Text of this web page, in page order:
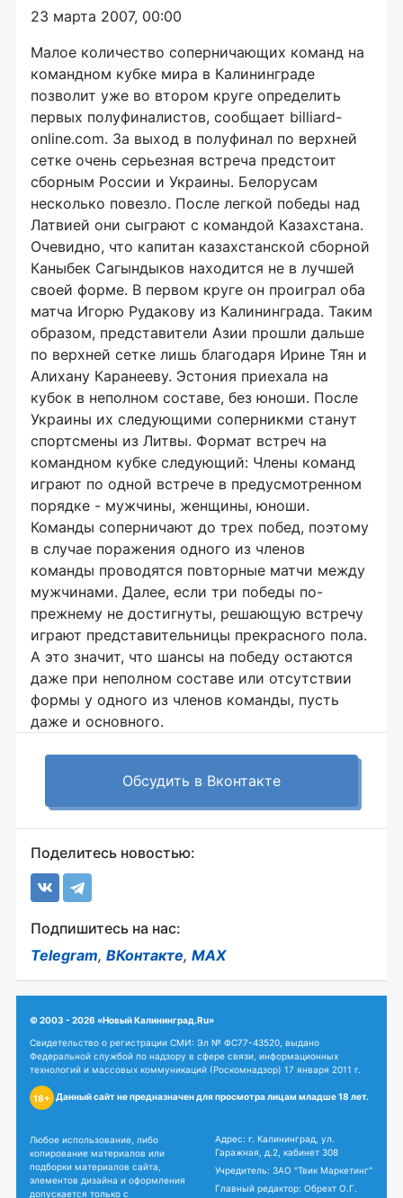
23 марта 2007, 00:00
Малое количество соперничающих команд на
командном кубке мира в Калининграде
позволит уже во втором круге определить
первых полуфиналистов, сообщает billiard-
online.com. За выход в полуфинал по верхней
сетке очень серьезная встреча предстоит
сборным России и Украины. Белорусам
несколько повезло. После легкой победы над
Латвией они сыграют с командой Казахстана.
Очевидно, что капитан казахстанской сборной
Каныбек Сагындыков находится не в лучшей
своей форме. В первом круге он проиграл оба
матча Игорю Рудакову из Калининграда. Таким
образом, представители Азии прошли дальше
по верхней сетке лишь благодаря Ирине Тян и
Алихану Каранееву. Эстония приехала на
кубок в неполном составе, без юноши. После
Украины их следующими соперникми станут
спортсмены из Литвы. Формат встреч на
командном кубке следующий: Члены команд
играют по одной встрече в предусмотренном
порядке - мужчины, женщины, юноши.
Команды соперничают до трех побед, поэтому
в случае поражения одного из членов
команды проводятся повторные матчи между
мужчинами. Далее, если три победы по-
прежнему не достигнуты, решающую встречу
играют представительницы прекрасного пола.
А это значит, что шансы на победу остаются
даже при неполном составе или отсутствии
формы у одного из членов команды, пусть
даже и основного.
Обсудить в Вконтакте
Поделитесь новостью:
Подпишитесь на нас:
Telegram, ВКонтакте, MAX
© 2003 - 2026 «Новый Калининград.Ru»
Свидетельство о регистрации СМИ: Эл № ФС77-43520, выдано
Федеральной службой по надзору в сфере связи, информационных
технологий и массовых коммуникаций (Роскомнадзор) 17 января 2011 г.
18+ Данный сайт не предназначен для просмотра лицам младше 18 лет.
Любое использование, либо
копирование материалов или
подборки материалов сайта,
элементов дизайна и оформления
допускается только с
Адрес: г. Калининград, ул.
Гаражная, д.2, кабинет 308
Учредитель: ЗАО "Твик Маркетинг"
Главный редактор: Обрехт О.Г.